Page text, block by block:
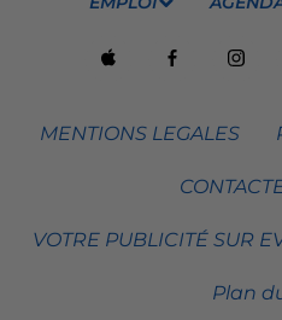
MENTIONS LEGALES
VOTRE PUBLICITÉ SUR
Plan